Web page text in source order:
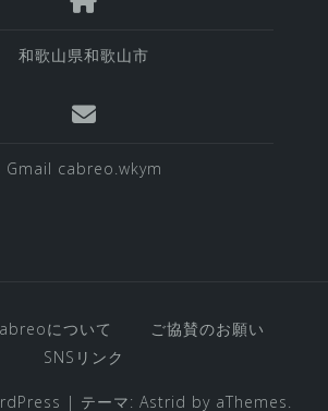
和歌山県和歌山市
Gmail cabreo.wkym
について
ご協賛のお願い
SNSリンク
| テーマ: Astrid by aThemes.